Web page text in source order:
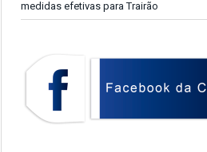
medidas efetivas para Trairão